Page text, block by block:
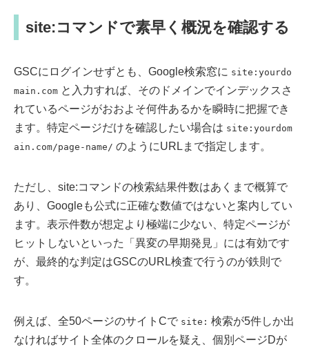
site:コマンドで素早く概況を確認する
GSCにログインせずとも、Google検索窓に site:yourdo
main.com と入力すれば、そのドメインでインデックスさ
れているページがおおよそ何件あるかを瞬時に把握でき
ます。特定ページだけを確認したい場合は site:yourdom
ain.com/page-name/ のようにURLまで指定します。
ただし、site:コマンドの検索結果件数はあくまで概算で
あり、Googleも公式に正確な数値ではないと案内してい
ます。表示件数が想定より極端に少ない、特定ページが
ヒットしないといった「異変の早期発見」には有効です
が、最終的な判定はGSCのURL検査で行うのが鉄則で
す。
例えば、全50ページのサイトCで site: 検索が5件しか出
なければサイト全体のクロールを疑え、個別ページDが